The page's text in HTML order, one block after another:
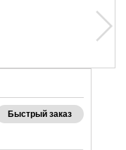
Быстрый заказ